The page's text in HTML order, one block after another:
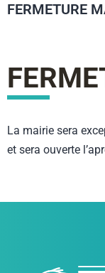
FERMETURE
La mairie sera
et sera ouverte